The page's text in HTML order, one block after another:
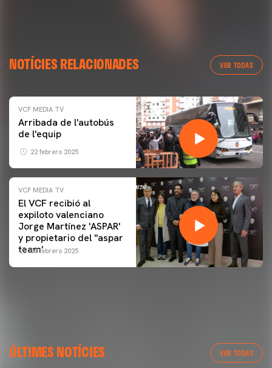
NOTÍCIES RELACIONADES VER TODAS
VCF MEDIA TV
Arribada de l'autobús
de l'equip
22 febrero 2025
VCF MEDIA TV
El VCF recibió al
expiloto valenciano
Jorge Martínez 'ASPAR'
y propietario del ''aspar
team'
09 febrero 2025
ÚLTIMES NOTÍCIES VER TODAS